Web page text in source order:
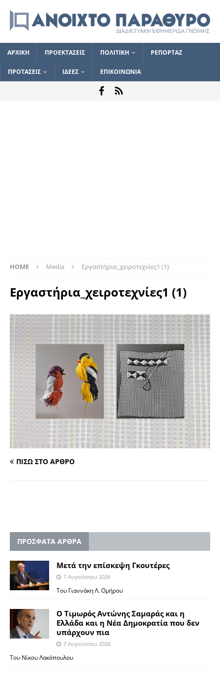
ΑΡΧΙΚΗ ΠΡΟΕΚΤΑΣΕΙΣ ΠΟΛΙΤΙΚΗ ΡΕΠΟΡΤΑΖ
ΠΡΟΤΑΣΕΙΣ ΙΔΕΕΣ ΕΠΙΚΟΙΝΩΝΙΑ
HOME Media Εργαστήρια_χειροτεχνίες1 (1)
Εργαστήρια_χειροτεχνίες1 (1)
ΠΙΣΩ ΣΤΟ ΑΡΘΡΟ
ΠΡΟΣΦΑΤΑ ΑΡΘΡΑ
Μετά την επίσκεψη Γκουτέρες
7 Αυγούστου 2026
Του Γιαννάκη Λ. Ομήρου
Ο Τιμωρός Αντώνης Σαμαράς και η
Ελλάδα και η Νέα Δημοκρατία που δεν
υπάρχουν πια
7 Αυγούστου 2026
Του Νίκου Λακόπουλου